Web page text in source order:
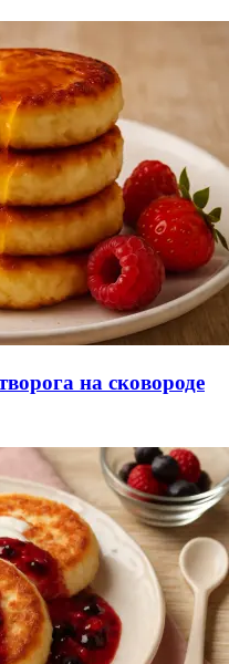
на сковороде